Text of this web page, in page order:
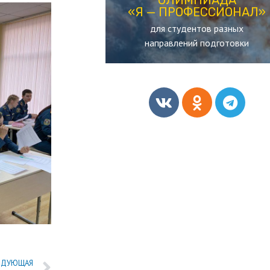
«Я — ПРОФЕССИОНАЛ»
для студентов разных
направлений подготовки
ОЛИМПИАДА
«Я — ПРОФЕССИОНАЛ»